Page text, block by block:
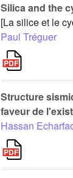
Silica and the
[La silice et le
Paul Tréguer
Structure
faveur de
Hassan